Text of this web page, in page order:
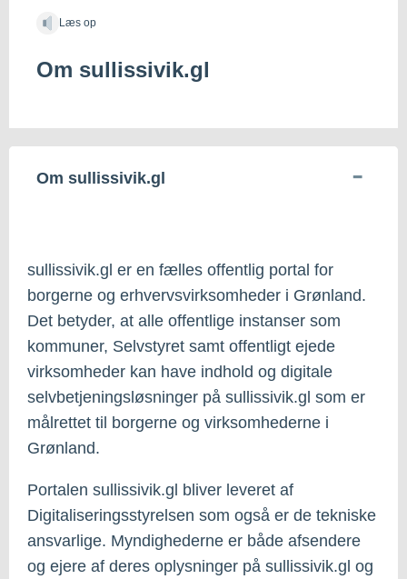
Læs op
Om sullissivik.gl
Om sullissivik.gl
sullissivik.gl er en fælles offentlig portal for
borgerne og erhvervsvirksomheder i Grønland.
Det betyder, at alle offentlige instanser som
kommuner, Selvstyret samt offentligt ejede
virksomheder kan have indhold og digitale
selvbetjeningsløsninger på sullissivik.gl som er
målrettet til borgerne og virksomhederne i
Grønland.
Portalen sullissivik.gl bliver leveret af
Digitaliseringsstyrelsen som også er de tekniske
ansvarlige. Myndighederne er både afsendere
og ejere af deres oplysninger på sullissivik.gl og